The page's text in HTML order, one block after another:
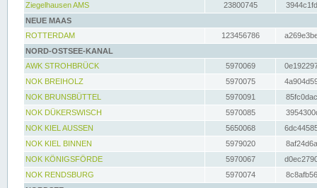
Ziegelhausen AMS
23800745
NEUE MAAS
ROTTERDAM
123456786
NORD-OSTSEE-KANAL
AWK STROHBRÜCK
5970069
NOK BREIHOLZ
5970075
NOK BRUNSBÜTTEL
5970091
NOK DÜKERSWISCH
5970085
NOK KIEL AUSSEN
5650068
NOK KIEL BINNEN
5979020
NOK KÖNIGSFÖRDE
5970067
NOK RENDSBURG
5970074